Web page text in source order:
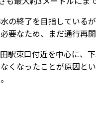
の終了を目指している
要なため、まだ通行再
駅東口付近を中心に、
くなったことが原因と